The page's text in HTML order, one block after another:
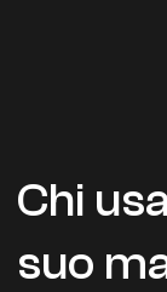
Chi
suo